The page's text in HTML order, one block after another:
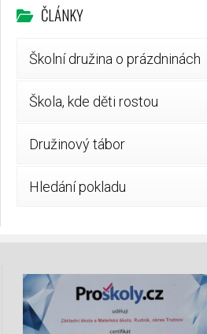
ČLÁNKY
Školní družina o prázdninách
Škola, kde děti rostou
Družinový tábor
Hledání pokladu